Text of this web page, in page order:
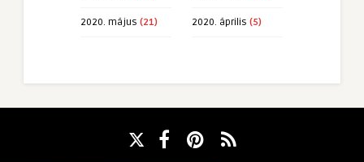
2020. május (21) 2020. április (5)